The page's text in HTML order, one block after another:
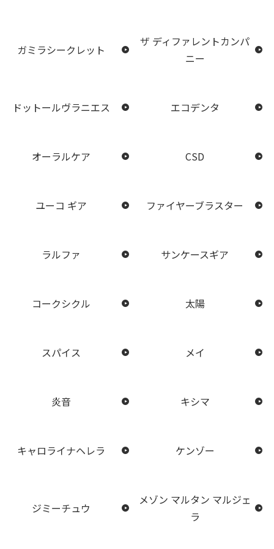
ガミラシークレット
ザ ディファレントカンパ
ニー
ドットールヴラニエス エコデンタ
オーラルケア CSD
ユーコ ギア ファイヤーブラスター
ラルファ サンケースギア
コークシクル 太陽
スパイス メイ
炎音 キシマ
キャロライナヘレラ ケンゾー
ジミーチュウ
メゾン マルタン マルジェ
ラ